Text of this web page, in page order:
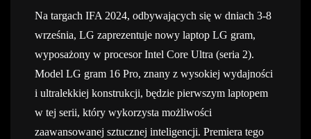
Na targach IFA 2024, odbywających się w dniach 3-8
września, LG zaprezentuje nowy laptop LG gram,
wyposażony w procesor Intel Core Ultra (seria 2).
Model LG gram 16 Pro, znany z wysokiej wydajności
i ultralekkiej konstrukcji, będzie pierwszym laptopem
w tej serii, który wykorzysta możliwości
zaawansowanej sztucznej inteligencji. Premiera tego